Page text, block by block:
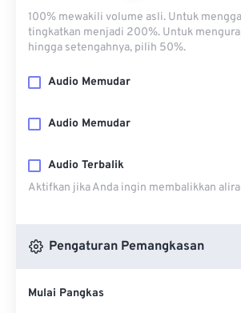
100% mewakili volume asli. Untuk
tingkatkan menjadi 200%. Untuk
hingga setengahnya, pilih 50%.
Audio Memudar
Audio Memudar
Audio Terbalik
Aktifkan jika Anda ingin membalikkan
Pengaturan Pemangkasan
Mulai Pangkas